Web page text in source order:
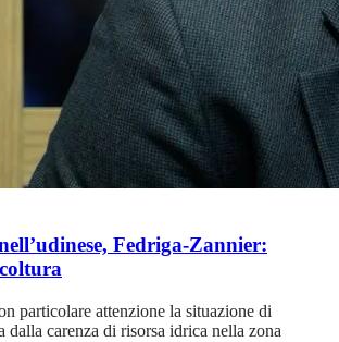
Fedriga-Zannier:
particolare attenzione la situazione di
dalla carenza di risorsa idrica nella zona